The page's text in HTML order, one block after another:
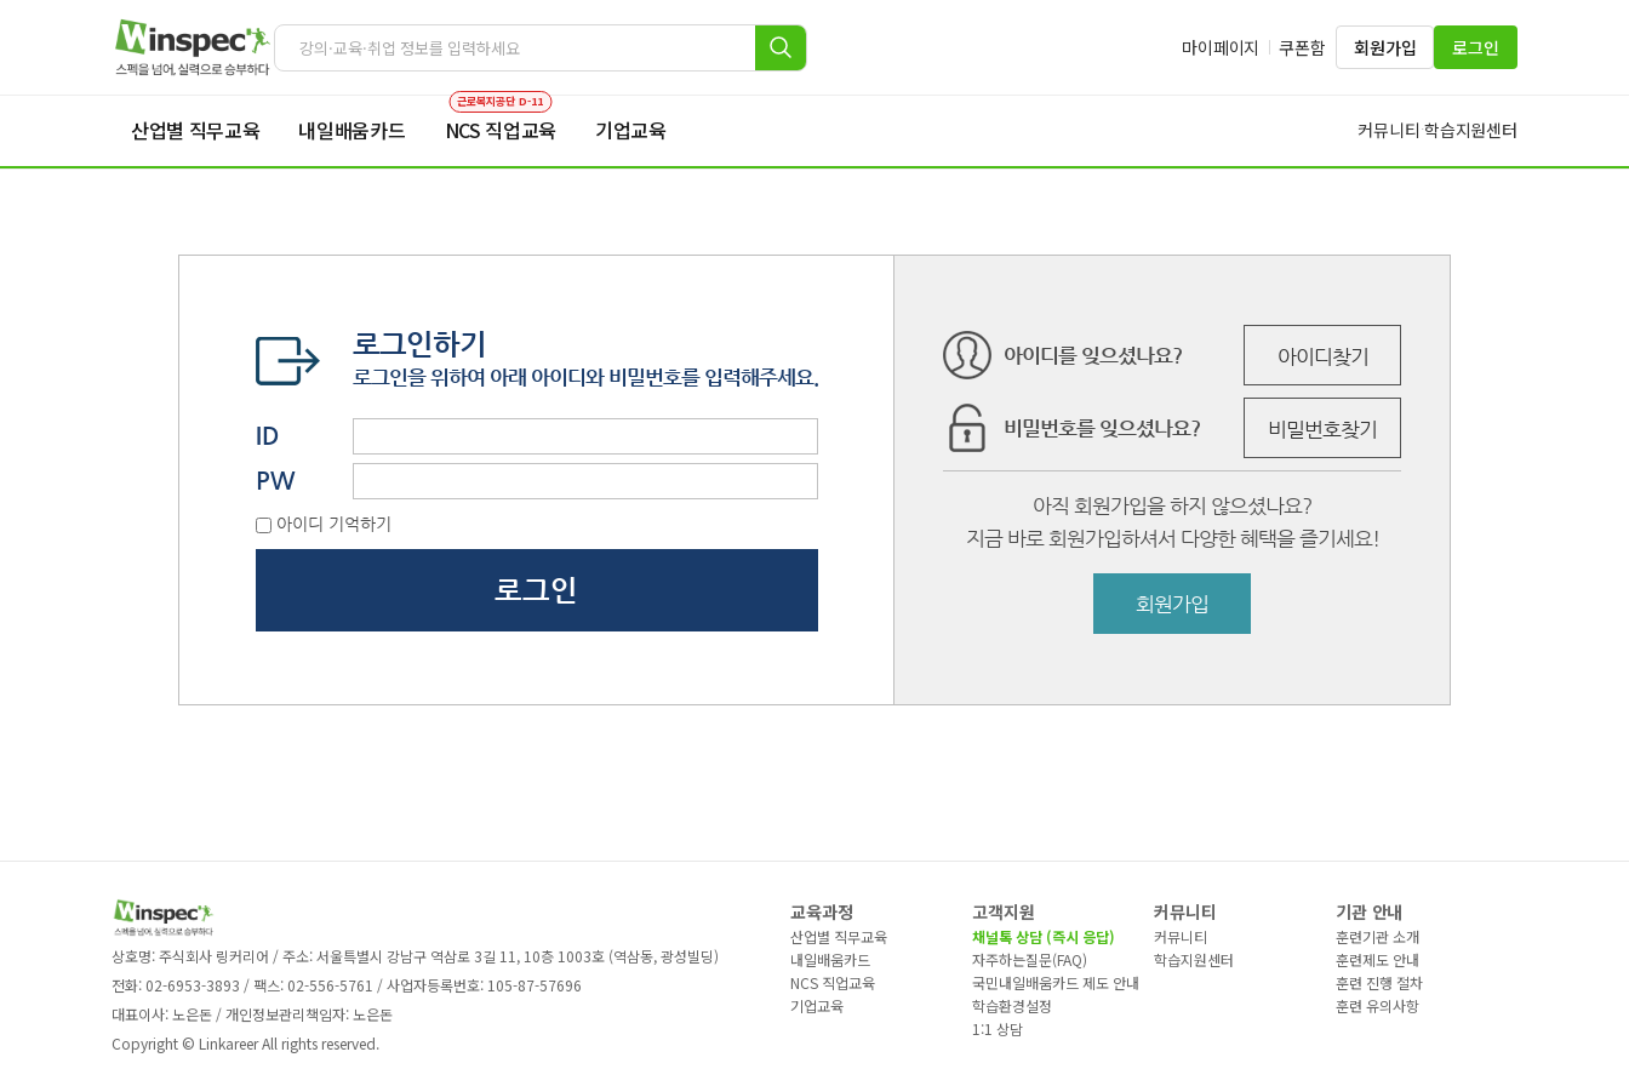
마이페이지 쿠폰함 회원가입 로그인
산업별 직무교육 내일배움카드
근로복지공단 D-11
NCS 직업교육 기업교육 커뮤니티 ·학습지원센터
로그인하기
로그인을 위하여 아래 아이디와 비밀번호를 입력해주세요.
ID
PW
아이디 기억하기
아이디를 잊으셨나요? 아이디찾기
비밀번호를 잊으셨나요? 비밀번호찾기
아직 회원가입을 하지 않으셨나요?
지금 바로 회원가입하셔서 다양한 혜택을 즐기세요!
회원가입
상호명: 주식회사 링커리어 / 주소: 서울특별시 강남구 역삼로 3길 11, 10층 1003호 (역삼동, 광성빌딩)
전화: 02-6953-3893 / 팩스: 02-556-5761 / 사업자등록번호: 105-87-57696
대표이사: 노은돈 / 개인정보관리책임자: 노은돈
Copyright © Linkareer All rights reserved.
교육과정
산업별 직무교육
내일배움카드
NCS 직업교육
기업교육
고객지원
채널톡 상담 (즉시 응답)
자주하는질문(FAQ)
국민내일배움카드 제도 안내
학습환경설정
1:1 상담
커뮤니티
커뮤니티
학습지원센터
기관 안내
훈련기관 소개
훈련제도 안내
훈련 진행 절차
훈련 유의사항